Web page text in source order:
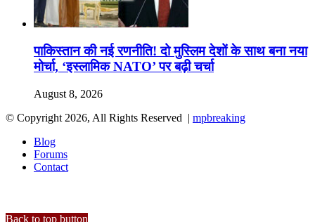
पाकिस्तान की नई रणनीति! दो मुस्लिम देशों के साथ बना नया
मोर्चा, ‘इस्लामिक NATO’ पर बढ़ी चर्चा
August 8, 2026
© Copyright 2026, All Rights Reserved | mpbreaking
Blog
Forums
Contact
Back to top button